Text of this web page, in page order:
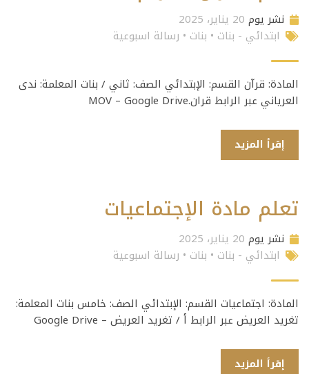
نشر يوم 20 يناير، 2025
ابتدائي - بنات • بنات • رسالة اسبوعية
المادة: قرآن القسم: الإبتدائي الصف: ثاني / بنات المعلمة: ندى
العرياني عبر الرابط قران.MOV – Google Drive
إقرأ المزيد
تعلم مادة الإجتماعيات
نشر يوم 20 يناير، 2025
ابتدائي - بنات • بنات • رسالة اسبوعية
المادة: اجتماعيات القسم: الإبتدائي الصف: خامس بنات المعلمة:
تغريد العريض عبر الرابط أ / تغريد العريض – Google Drive
إقرأ المزيد